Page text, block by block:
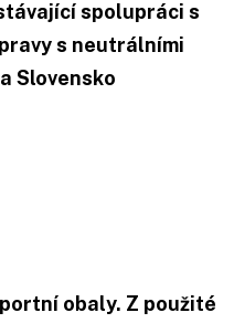
spolupráci s
s neutrálními
Slovensko
obaly. Z použité